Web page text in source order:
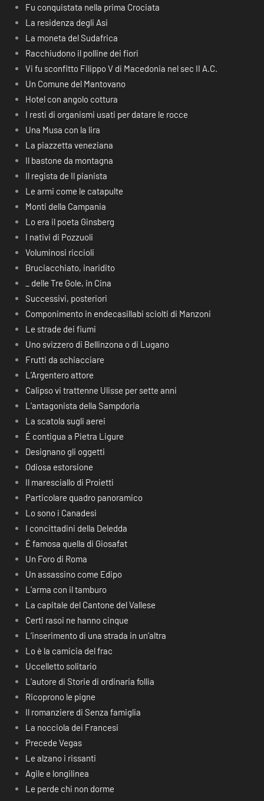
Fu conquistata nella prima Crociata
La residenza degli Asi
La moneta del Sudafrica
Racchiudono il polline dei fiori
Vi fu sconfitto Filippo V di Macedonia nel sec II A.C.
Un Comune del Mantovano
Hotel con angolo cottura
I resti di organismi usati per datare le rocce
Una Musa con la lira
La piazzetta veneziana
Il bastone da montagna
Il regista de Il pianista
Le armi come le catapulte
Monti della Campania
Lo era il poeta Ginsberg
I nativi di Pozzuoli
Voluminosi riccioli
Bruciacchiato, inaridito
_ delle Tre Gole, in Cina
Successivi, posteriori
Componimento in endecasillabi sciolti di Manzoni
Le strade dei fiumi
Uno svizzero di Bellinzona o di Lugano
Frutti da schiacciare
L’Argentero attore
Calipso vi trattenne Ulisse per sette anni
L’antagonista della Sampdoria
La scatola sugli aerei
É contigua a Pietra Ligure
Designano gli oggetti
Odiosa estorsione
Il maresciallo di Proietti
Particolare quadro panoramico
Lo sono i Canadesi
I concittadini della Deledda
É famosa quella di Giosafat
Un Foro di Roma
Un assassino come Edipo
L’arma con il tamburo
La capitale del Cantone del Vallese
Certi rasoi ne hanno cinque
L’inserimento di una strada in un’altra
Lo è la camicia del frac
Uccelletto solitario
L’autore di Storie di ordinaria follia
Ricoprono le pigne
Il romanziere di Senza famiglia
La nocciola dei Francesi
Precede Vegas
Le alzano i rissanti
Agile e longilinea
Le perde chi non dorme